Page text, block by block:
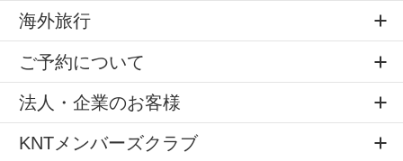
海外旅行
ご予約について
法人・企業のお客様
KNTメンバーズクラブ